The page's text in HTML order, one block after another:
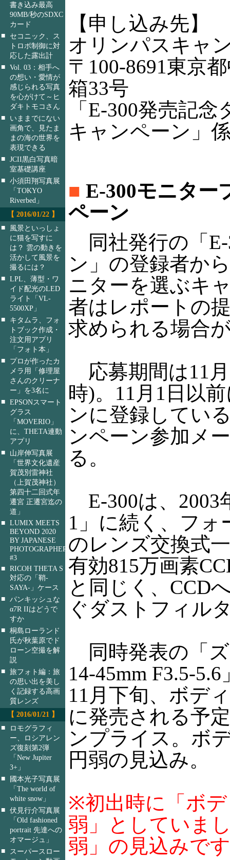
書き込み最高
90MB/秒のSDXC
カード
■
セコニック、ス
トロボ制御に対
応した露出計
■ Vol. 03：相手へ
の想い・愛情が
感じられる写真
を心がけて～ヒ
ダキトモコさん
■
いままでにない
画角で、見たま
まの海の世界を
表現できる
■ JCII黒白写真暗
室基礎講座
■ 小須田翔写真展
「TOKYO
Riverbed」
【 2016/01/22 】
■
風景といっしょ
に猫を写すに
は？ 雲の動きを
活かして風景を
撮るには？
■ LPL、薄型・ワ
イド配光のLED
ライト「VL-
5500XP」
■
キタムラ、フォ
トブック作成・
注文用アプリ
「フォト本」
■
プロが作ったカ
メラ用「修理屋
さんのクリーナ
ー」を3名に
■ EPSONスマート
グラス
「MOVERIO」
に、THETA連動
アプリ
■
山岸伸写真展
「世界文化遺産
賀茂別雷神社
（上賀茂神社）
第四十二回式年
遷宮 正遷宮迄の
道」
■ LUMIX MEETS
BEYOND 2020
BY JAPANESE
PHOTOGRAPHERS
#3
■ RICOH THETA S
対応の「鞘-
SAYA-」ケース
■ パンキッシュな
α7R IIはどうで
すか
■ 桐島ローランド
氏が秋葉原でド
ローン空撮を解
説
■ 旅フォト編：旅
の思い出を美し
く記録する高画
質レンズ
【 2016/01/21 】
■
ロモグラフィ
ー、ロシアレン
ズ復刻第2弾
「New Jupiter
3+」
■
國本光子写真展
「The world of
white snow」
■ 伏見行介写真展
「Old fashioned
portrait 先達への
オマージュ」
■
スーパースロー
【申し込み先】
オリンパスキャ
〒100-8691東京
箱33号
「E-300発売記
キャンペーン」
■ E-300モニター
ペーン
同社発行の「
ン」の登録者か
ニターを選ぶキ
者はレポートの
求められる場合
応募期間は11
時)。11月1日以
ンに登録してい
ンペーン参加メ
る。
E-300は、2003
1」に続く、フォ
のレンズ交換式
有効815万画素
と同じく、CCD
ぐダストフィル
同時発表の「
14-45mm F3.5-
11月下旬、ボデ
に発売される予
ンプライス。ボ
円弱の見込み。
※初出時に「ボ
弱」としていま
弱」の見込みです